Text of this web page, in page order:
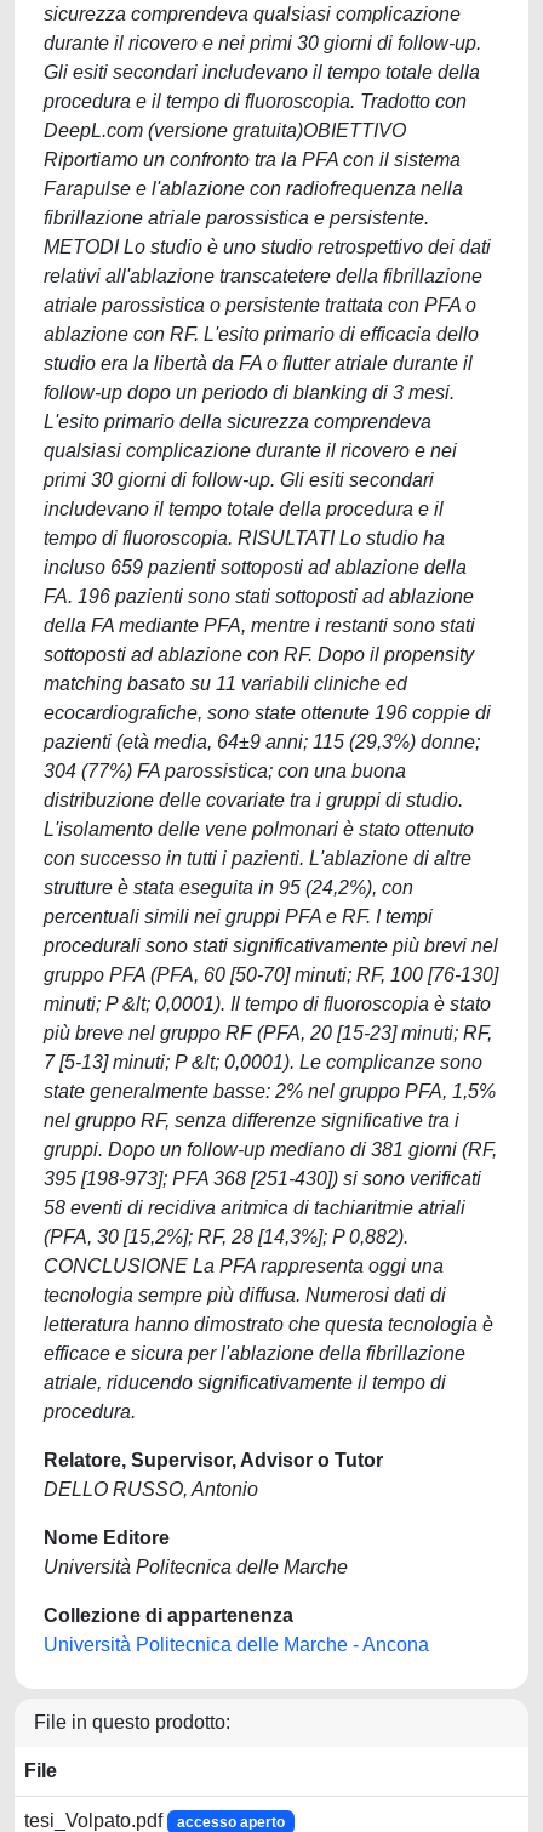
sicurezza comprendeva qualsiasi complicazione
durante il ricovero e nei primi 30 giorni di follow-up.
Gli esiti secondari includevano il tempo totale della
procedura e il tempo di fluoroscopia. Tradotto con
DeepL.com (versione gratuita)OBIETTIVO
Riportiamo un confronto tra la PFA con il sistema
Farapulse e l'ablazione con radiofrequenza nella
fibrillazione atriale parossistica e persistente.
METODI Lo studio è uno studio retrospettivo dei dati
relativi all'ablazione transcatetere della fibrillazione
atriale parossistica o persistente trattata con PFA o
ablazione con RF. L'esito primario di efficacia dello
studio era la libertà da FA o flutter atriale durante il
follow-up dopo un periodo di blanking di 3 mesi.
L'esito primario della sicurezza comprendeva
qualsiasi complicazione durante il ricovero e nei
primi 30 giorni di follow-up. Gli esiti secondari
includevano il tempo totale della procedura e il
tempo di fluoroscopia. RISULTATI Lo studio ha
incluso 659 pazienti sottoposti ad ablazione della
FA. 196 pazienti sono stati sottoposti ad ablazione
della FA mediante PFA, mentre i restanti sono stati
sottoposti ad ablazione con RF. Dopo il propensity
matching basato su 11 variabili cliniche ed
ecocardiografiche, sono state ottenute 196 coppie di
pazienti (età media, 64±9 anni; 115 (29,3%) donne;
304 (77%) FA parossistica; con una buona
distribuzione delle covariate tra i gruppi di studio.
L'isolamento delle vene polmonari è stato ottenuto
con successo in tutti i pazienti. L'ablazione di altre
strutture è stata eseguita in 95 (24,2%), con
percentuali simili nei gruppi PFA e RF. I tempi
procedurali sono stati significativamente più brevi nel
gruppo PFA (PFA, 60 [50-70] minuti; RF, 100 [76-130]
minuti; P &lt; 0,0001). Il tempo di fluoroscopia è stato
più breve nel gruppo RF (PFA, 20 [15-23] minuti; RF,
7 [5-13] minuti; P &lt; 0,0001). Le complicanze sono
state generalmente basse: 2% nel gruppo PFA, 1,5%
nel gruppo RF, senza differenze significative tra i
gruppi. Dopo un follow-up mediano di 381 giorni (RF,
395 [198-973]; PFA 368 [251-430]) si sono verificati
58 eventi di recidiva aritmica di tachiaritmie atriali
(PFA, 30 [15,2%]; RF, 28 [14,3%]; P 0,882).
CONCLUSIONE La PFA rappresenta oggi una
tecnologia sempre più diffusa. Numerosi dati di
letteratura hanno dimostrato che questa tecnologia è
efficace e sicura per l'ablazione della fibrillazione
atriale, riducendo significativamente il tempo di
procedura.
Relatore, Supervisor, Advisor o Tutor
DELLO RUSSO, Antonio
Nome Editore
Università Politecnica delle Marche
Collezione di appartenenza
Università Politecnica delle Marche - Ancona
File in questo prodotto:
File
tesi_Volpato.pdf accesso aperto